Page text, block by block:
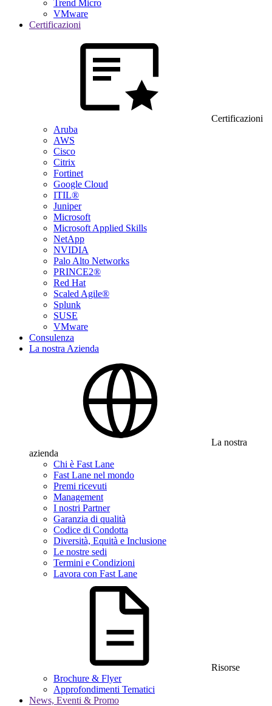
Trend Micro
VMware
Certificazioni
Certificazioni
Aruba
AWS
Cisco
Citrix
Fortinet
Google Cloud
ITIL®
Juniper
Microsoft
Microsoft Applied Skills
NetApp
NVIDIA
Palo Alto Networks
PRINCE2®
Red Hat
Scaled Agile®
Splunk
SUSE
VMware
Consulenza
La nostra Azienda
La nostra
azienda
Chi è Fast Lane
Fast Lane nel mondo
Premi ricevuti
Management
I nostri Partner
Garanzia di qualità
Codice di Condotta
Diversità, Equità e Inclusione
Le nostre sedi
Termini e Condizioni
Lavora con Fast Lane
Risorse
Brochure & Flyer
Approfondimenti Tematici
News, Eventi & Promo